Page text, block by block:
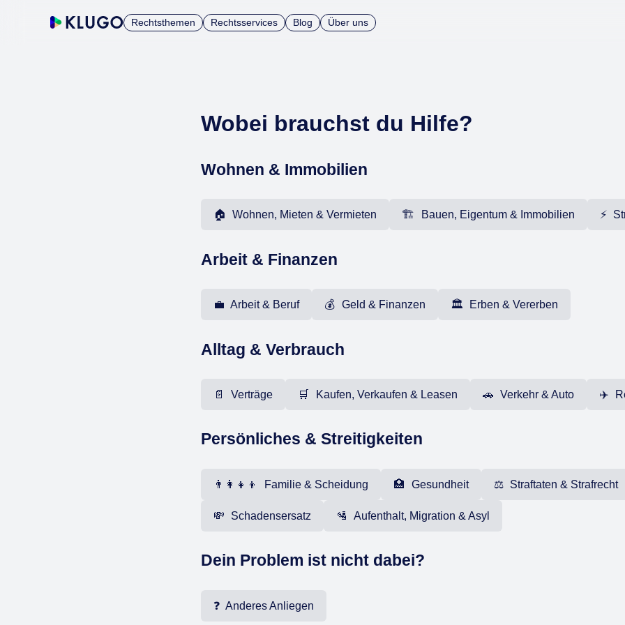
Rechtsthemen Rechtsservices Blog Über uns
Wobei brauchst du Hilfe?
Wohnen & Immobilien
🏠 Wohnen, Mieten & Vermieten 🏗️ Bauen, Eigentum & Immobilien ⚡
Arbeit & Finanzen
💼 Arbeit & Beruf 💰 Geld & Finanzen 🏛️ Erben & Vererben
Alltag & Verbrauch
📄 Verträge 🛒 Kaufen, Verkaufen & Leasen 🚗 Verkehr & Auto ✈️
Persönliches & Streitigkeiten
👨‍👩‍👧‍👦 Familie & Scheidung 🏥 Gesundheit ⚖️ Straftaten & Strafrecht
💸 Schadensersatz 🛂 Aufenthalt, Migration & Asyl
Dein Problem ist nicht dabei?
❓ Anderes Anliegen